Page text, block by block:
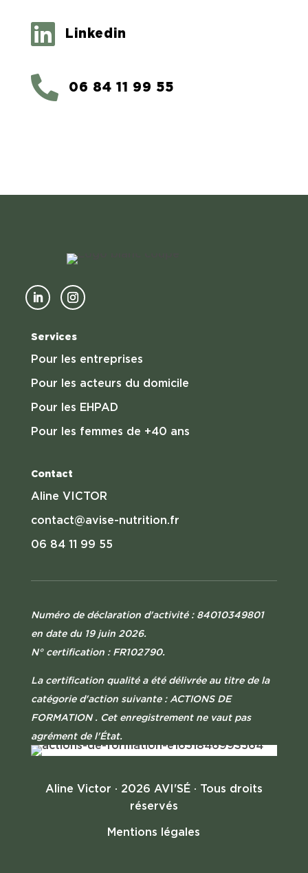
 Linkedin
 06 84 11 99 55
Services
Pour les entreprises
Pour les acteurs du domicile
Pour les EHPAD
Pour les femmes de +40 ans
Contact
Aline VICTOR
contact@avise-nutrition.fr
06 84 11 99 55
Numéro de déclaration d'activité : 84010349801
en date du 19 juin 2026.
N° certification : FR102790.
La certification qualité a été délivrée au titre de la
catégorie d'action suivante : ACTIONS DE
FORMATION . Cet enregistrement ne vaut pas
agrément de l'État.
Aline Victor · 2026 AVI'SÉ · Tous droits
réservés
Mentions légales